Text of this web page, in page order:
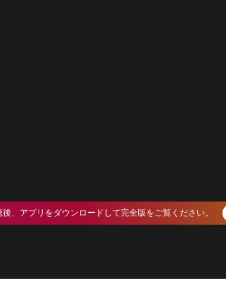
、アプリをダウンロードして完全版をご覧ください。